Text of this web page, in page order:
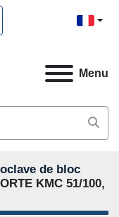
Menu
de bloc
KMC 51/100,